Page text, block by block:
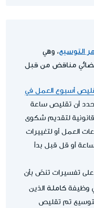
التوسيع
، وهي
مناقض من قبل
أسبوع العمل في
أن تقليص ساعة
لتقديم شكوى
العمل أو لتغييرات
ظروف العمل لعّمال عملوا 42 ساعة أو قل قبل بدأ
تفسيرات تنصّ بأن
وظيفة كاملة الذين
التوسيع تم تقليص